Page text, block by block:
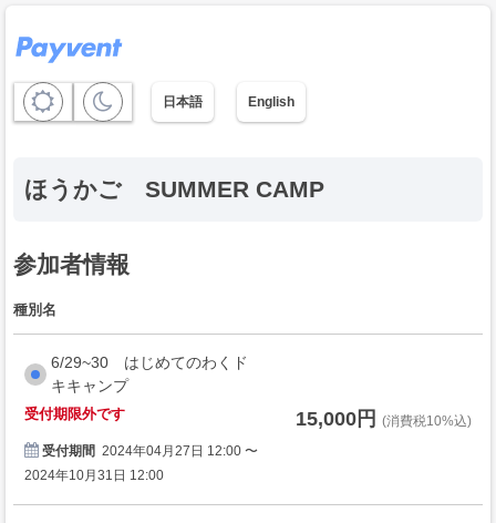
日本語 English
ほうかご SUMMER CAMP
参加者情報
種別名
6/29~30 はじめてのわくド
キキャンプ
受付期限外です
受付期間 2024年04月27日 12:00 〜
2024年10月31日 12:00
15,000円 (消費税10%込)